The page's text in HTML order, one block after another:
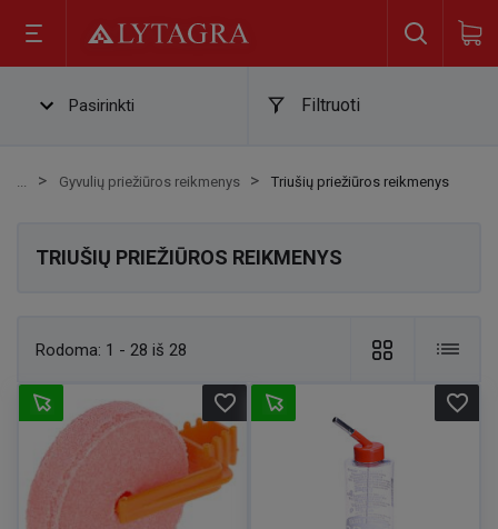
Pasirinkti Filtruoti
Gyvulių priežiūros reikmenys Triušių priežiūros reikmenys
TRIUŠIŲ PRIEŽIŪROS REIKMENYS
Rodoma: 1 - 28 iš 28
favorite_border favorite_border